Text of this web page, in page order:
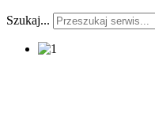
Szukaj...